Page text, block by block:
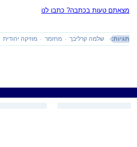
מצאתם טעות בכתבה? כתבו לנו
תגיות: שלמה קרליבך מחזמר מוזיקה יהודית